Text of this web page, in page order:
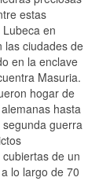
estas
en
las ciudades de
en la enclave
Masuria.
hogar de
hasta
guerra
de un
lo largo de 70